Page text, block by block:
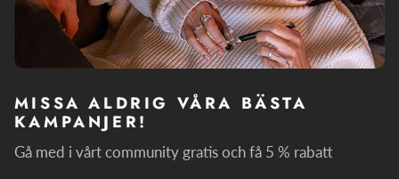
MISSA ALDRIG VÅRA BÄSTA
KAMPANJER!
Gå med i vårt community gratis och få 5 % rabatt